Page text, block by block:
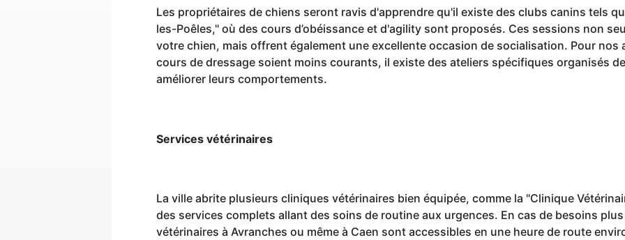
Les propriétaires de chiens seront ravis d'apprendre qu'il existe des clubs canins tels
les-Poêles," où des cours d’obéissance et d'agility sont proposés. Ces sessions non
votre chien, mais offrent également une excellente occasion de socialisation. Pour nos
cours de dressage soient moins courants, il existe des ateliers spécifiques organisés
améliorer leurs comportements.
Services vétérinaires
La ville abrite plusieurs cliniques vétérinaires bien équipée, comme la "Clinique
des services complets allant des soins de routine aux urgences. En cas de besoins
vétérinaires à Avranches ou même à Caen sont accessibles en une heure de route